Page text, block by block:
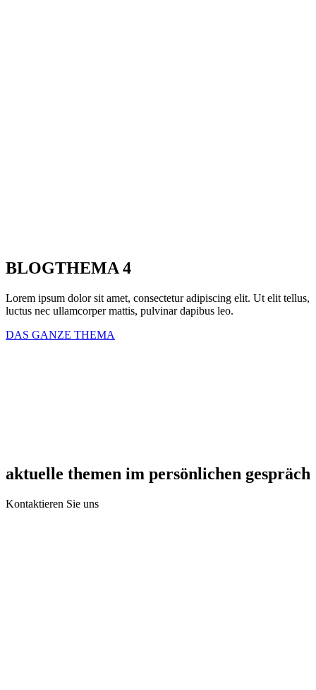
BLOGTHEMA 4
Lorem ipsum dolor sit amet, consectetur adipiscing elit. Ut elit tellus,
luctus nec ullamcorper mattis, pulvinar dapibus leo.
DAS GANZE THEMA
aktuelle themen im persönlichen gespräch
Kontaktieren Sie uns